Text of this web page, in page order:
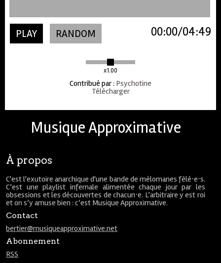
PLAY RANDOM
x1.00
04:49
00:00
Contribué par: Psychotine
Télécharger
Musique Approximative
À propos
C'est l'exutoire anarchique d'une bande de mélomanes fêlé⋅e⋅s.
C’est une playlist infernale alimentée chaque jour par les
obsessions et les découvertes de chacun⋅e. L’arbitraire y est roi
et on s’y amuse bien : c’est Musique Approximative.
Contact
bertier@musiqueapproximative.net
Abonnement
RSS